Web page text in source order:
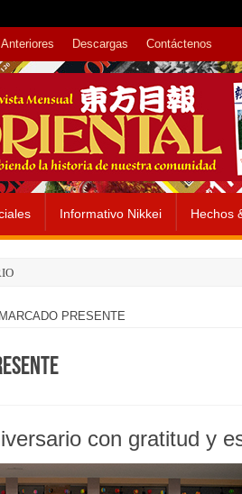
Descargas Contáctenos
Informativo Nikkei Hechos
PRESENTE
con gratitud y